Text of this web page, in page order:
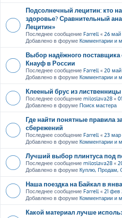
Подсолнечный лецитин: кто
здоровье? Сравнительный
Лецитин»
Последнее сообщение Farrell « 26
Добавлено в форуме Комментарии и
Выбор надёжного
Кнауф в России
Последнее сообщение Farrell « 20 май
Добавлено в форуме Комментарии и
Клееный брус из лиственницы
Последнее сообщение miloslava28 «
Добавлено в форуме Поиск мастера
Где найти понятные правила
сбережений
Последнее сообщение Farrell « 23 мар
Добавлено в форуме Комментарии и
Лучший выбор плинтуса под
Последнее сообщение miloslava28 «
Добавлено в форуме Куплю, Продам,
Наша поездка на Байкал в
Последнее сообщение Farrell « 21 фев
Добавлено в форуме Комментарии и
Какой материал лучше